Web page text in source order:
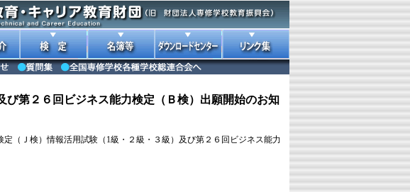
第２６回ビジネス能力検定（Ｂ検）出願開始のお知
（Ｊ検）情報活用試験（1級・２級・３級）及び第２６回ビジネス能力